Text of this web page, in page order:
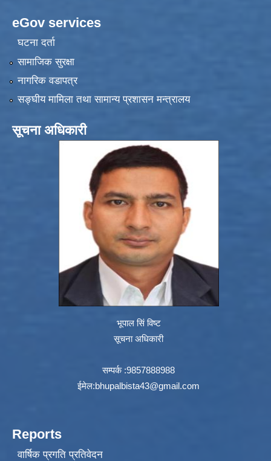
eGov services
घटना दर्ता
सामाजिक सुरक्षा
नागरिक वडापत्र
सङ्‍घीय मामिला तथा सामान्य प्रशासन मन्त्रालय
सूचना अधिकारी
भूपाल सिं विष्ट
सूचना अधिकारी
सम्पर्क :9857888988
ईमेल:bhupalbista43@gmail.com
Reports
वार्षिक प्रगति प्रतिवेदन